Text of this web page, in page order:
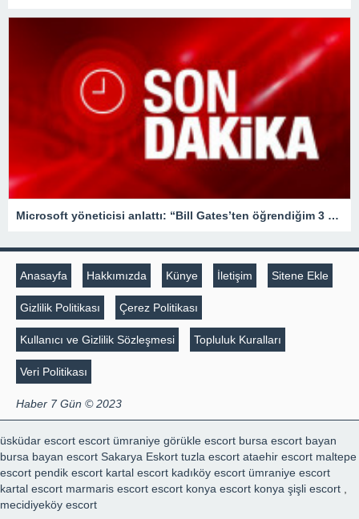
Microsoft yöneticisi anlattı: “Bill Gates’ten öğrendiğim 3 önemli kariyer dersi”
Anasayfa Hakkımızda Künye İletişim Sitene Ekle
Gizlilik Politikası Çerez Politikası
Kullanıcı ve Gizlilik Sözleşmesi Topluluk Kuralları
Veri Politikası
Haber 7 Gün © 2023
üsküdar escort escort ümraniye görükle escort bursa escort bayan
bursa bayan escort Sakarya Eskort tuzla escort ataehir escort maltepe
escort pendik escort kartal escort kadıköy escort ümraniye escort
kartal escort marmaris escort escort konya escort konya şişli escort
mecidiyeköy escort